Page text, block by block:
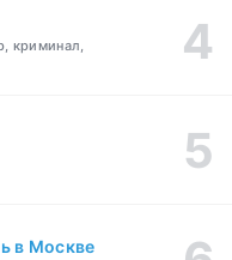
криминал,
в Москве